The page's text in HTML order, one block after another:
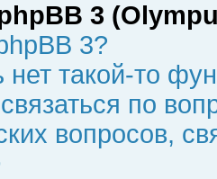
3
3?
нет такой-то
по
вопросов,